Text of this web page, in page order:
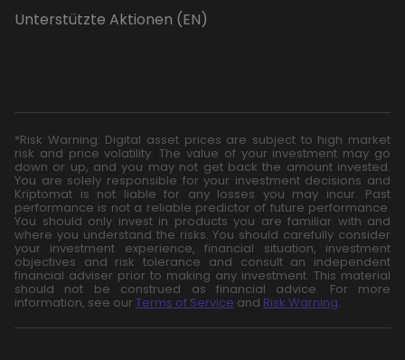
Unterstützte Aktionen (EN)
*Risk Warning: Digital asset prices are subject to high market
risk and price volatility. The value of your investment may go
down or up, and you may not get back the amount invested.
You are solely responsible for your investment decisions and
Kriptomat is not liable for any losses you may incur. Past
performance is not a reliable predictor of future performance.
You should only invest in products you are familiar with and
where you understand the risks. You should carefully consider
your investment experience, financial situation, investment
objectives and risk tolerance and consult an independent
financial adviser prior to making any investment. This material
should not be construed as financial advice. For more
information, see our Terms of Service and Risk Warning.